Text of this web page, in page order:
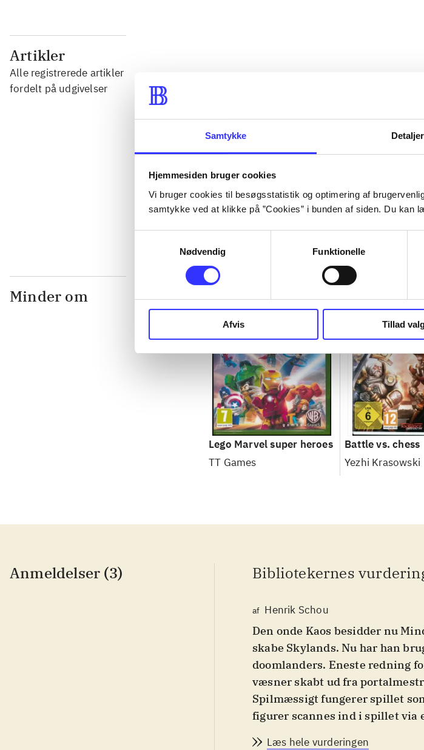
Samtykke Detaljer
Hjemmesiden bruger cookies
Vi bruger cookies til besøgsstatistik og optimering af
samtykke ved at klikke på ”Cookies” i bunden af siden. Du kan
Nødvendig
Funktionelle
Afvis Tillad
Artikler
Alle registrerede artikler
fordelt på udgivelser
...
Minder om
Lego Marvel super heroes
TT Games
Battle vs. chess
Yezhi Krasowski
Anmeldelser (3) Bibliotekernes
af Henrik Schou
Den onde Kaos besidder nu
skabe Skylands. Nu har han
doomlanders. Eneste redning
væsner skabt ud fra
Spilmæssigt fungerer spillet
figurer scannes ind i spillet via
Læs hele vurderingen